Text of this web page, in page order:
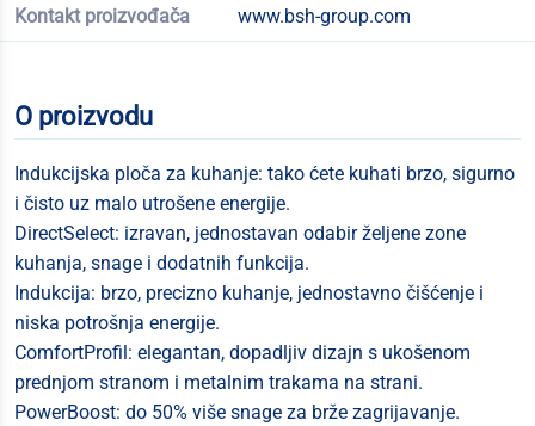
Kontakt proizvođača www.bsh-group.com
O proizvodu
Indukcijska ploča za kuhanje: tako ćete kuhati brzo, sigurno
i čisto uz malo utrošene energije.
DirectSelect: izravan, jednostavan odabir željene zone
kuhanja, snage i dodatnih funkcija.
Indukcija: brzo, precizno kuhanje, jednostavno čišćenje i
niska potrošnja energije.
ComfortProfil: elegantan, dopadljiv dizajn s ukošenom
prednjom stranom i metalnim trakama na strani.
PowerBoost: do 50% više snage za brže zagrijavanje.